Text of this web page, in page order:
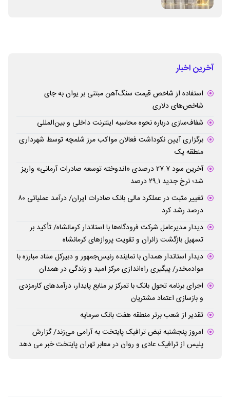
آخرین اخبار
استفاده از شاخص قیمت سنگ‌آهن مبتنی بر یوان به جای
شاخص‌های دلاری
شفاف‌سازی درباره نحوه محاسبه اینترنت داخلی و بین‌المللی
برگزاری آیین نکوداشت فعالان مواکب مرز شلمچه توسط شهرداری
منطقه یک
آخرین سود ۲۷.۷ درصدی «اندوخته توسعه صادرات آرمانی» واریز
شد؛ نرخ جدید ۲۹.۱ درصد
تغییر مثبت در عملکرد مالی بانک صادرات ایران/ درآمد عملیاتی ۸۰
درصد رشد کرد
دیدار مدیرعامل شرکت فرودگاه‌ها با استاندار کرمانشاه/ تأکید بر
تسهیل بازگشت زائران و تقویت پروازهای کرمانشاه
دیدار استاندار همدان با نماینده رئیس‌جمهور و دبیرکل ستاد مبارزه با
موادمخدر/ پیگیری راه‌اندازی مرکز امید و زندگی در همدان
اجرای برنامه تحول بانک با تمرکز بر منابع پایدار، درآمدهای کارمزدی
و بازسازی اعتماد مشتریان
تقدیر از شعب برتر منطقه هفت بانک سرمایه
امروز پنجشنبه نبض ترافیک پایتخت به آرامی می‌زند/ گزارش
پلیس از ترافیک عادی و روان در معابر تهران پایتخت خبر می دهد